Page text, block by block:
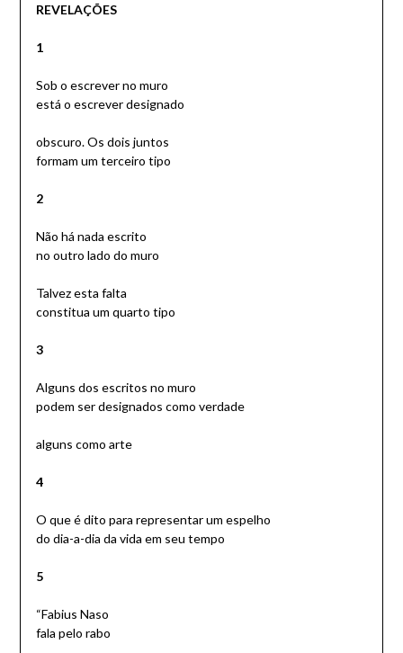
REVELAÇÕES
1
Sob o escrever no muro
está o escrever designado
obscuro. Os dois juntos
formam um terceiro tipo
2
Não há nada escrito
no outro lado do muro
Talvez esta falta
constitua um quarto tipo
3
Alguns dos escritos no muro
podem ser designados como verdade
alguns como arte
4
O que é dito para representar um espelho
do dia-a-dia da vida em seu tempo
5
“Fabius Naso
fala pelo rabo